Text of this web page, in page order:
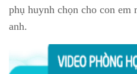
phụ huynh chọn cho con em
anh.